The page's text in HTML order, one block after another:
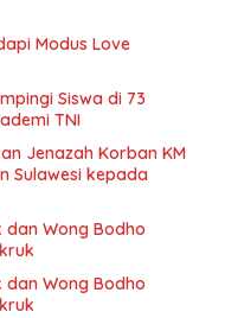
Modus Love
Siswa di 73
TNI
Jenazah Korban KM
Sulawesi kepada
dan Wong Bodho
dan Wong Bodho